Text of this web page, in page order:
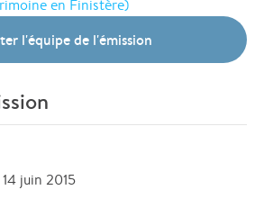
en Finistère)
l'équipe de l'émission
juin 2015